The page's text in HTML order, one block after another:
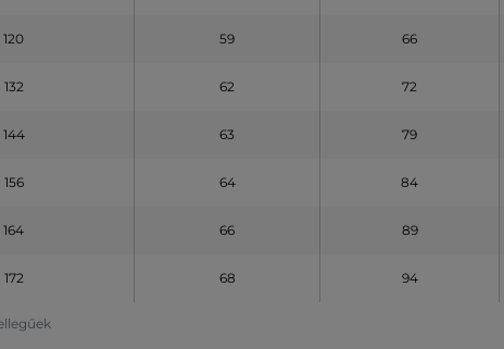
120 59 66
132 62 72
144 63 79
156 64 84
164 66 89
172 68 94